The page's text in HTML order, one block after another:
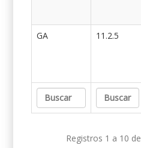
GA
11.2.5
Registros 1 a 10 de